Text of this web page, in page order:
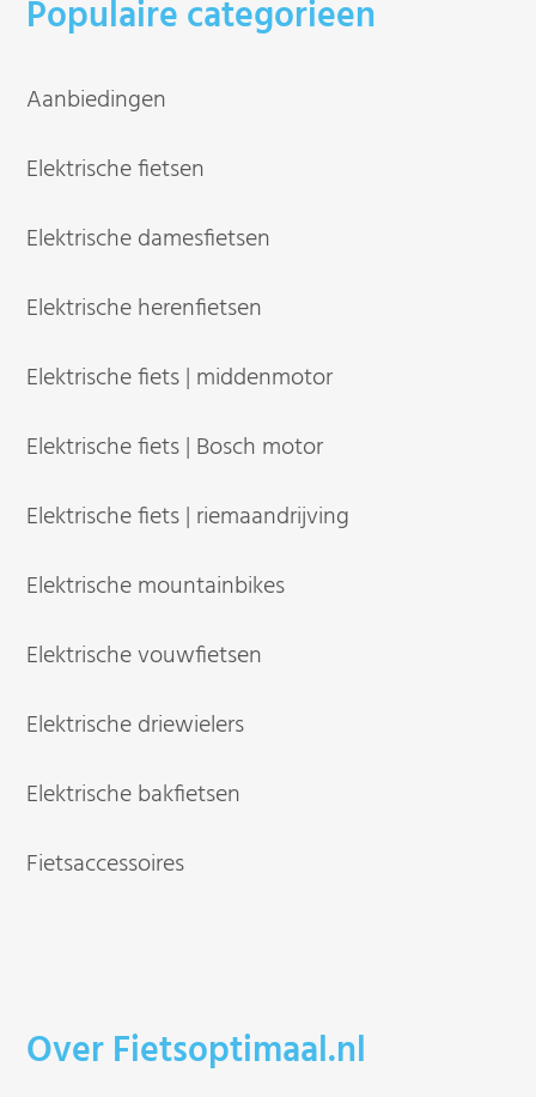
Populaire categorieen
Aanbiedingen
Elektrische fietsen
Elektrische damesfietsen
Elektrische herenfietsen
Elektrische fiets | middenmotor
Elektrische fiets | Bosch motor
Elektrische fiets | riemaandrijving
Elektrische mountainbikes
Elektrische vouwfietsen
Elektrische driewielers
Elektrische bakfietsen
Fietsaccessoires
Over Fietsoptimaal.nl